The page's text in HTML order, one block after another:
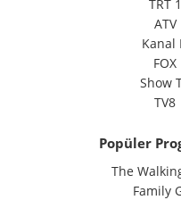
TRT 1
ATV
Kanal
FOX
Show
TV8
Popüler
The
Family